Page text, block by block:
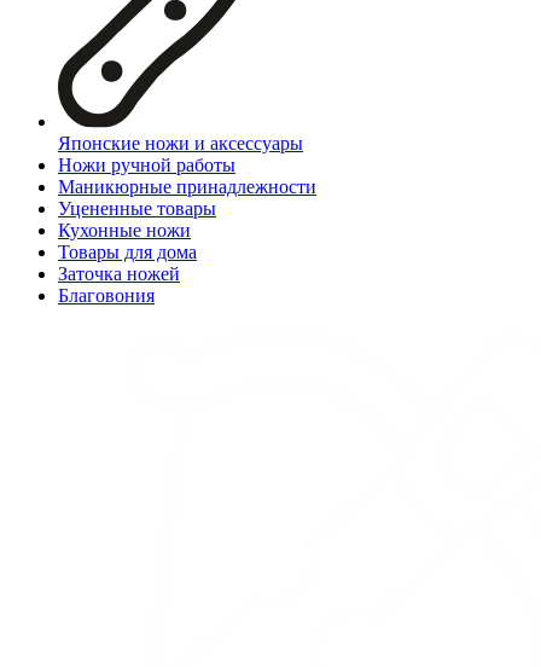
Японские ножи и аксессуары
Ножи ручной работы
Маникюрные принадлежности
Уцененные товары
Кухонные ножи
Товары для дома
Заточка ножей
Благовония